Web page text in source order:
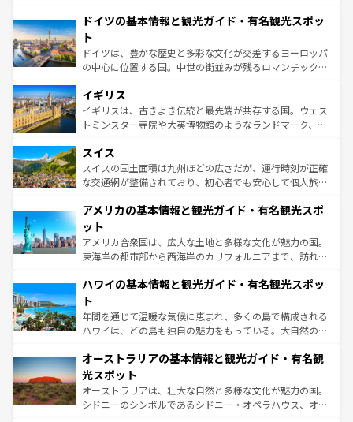
せる。地方によって風土や気候が異なるスペインはその個
ンテンツ一覧 を参照してほしい。
で、幅広い魅力が詰まっている。華麗な宮殿、歴史的な大
聖堂、美しいビーチ、そして豊かな自然が、訪れる者を心
から魅了する。また、フランスは美食の国としても知ら
れ、フランス料理はユネスコ無形文化遺産にも登録されて
香り高いラベンダー畑など、多彩な楽しみ方が可能だ。さ
らに、パリ以外の地域にも魅力が溢れており、どの街角に
も豊かな歴史と文化が息づいている。パリ以外の個性あふ
を参照してほしい。
ドイツの基本情報と観光ガイド・有名観光スポッ
ト
ドイツは、豊かな歴史と多彩な文化が交差するヨーロッパ
の中心に位置する国。中世の街並みが残るロマンチック街
顔を持つこの国は、どこを歩いても飽きることがない。ベ
ルリンの文化的活気、バイエルン州のアルプスの絶景、そ
してライン川沿いのワイン畑といった風景は必見。ビール
は、お酒好きな人にはぜひ体験してほしい。 なお、新着の
ドイツ情報はコンテンツ一覧を参照してほしい。
イギリス
イギリスは、古きよき伝統と最先端が共存する国。ウェス
トミンスター寺院や大英博物館のようなランドマーク、歴
リアごとに異なる魅力がある。また、優雅なアフタヌーン
ティー、ビール好きにはたまらない英国パブ、サッカー観
戦など、本場だからこそできる体験も豊富。イギリスを旅
ンツ一覧を参照してほしい。
スイス
スイスの国土面積は九州ほどの広さだが、運行時刻が正確
な交通網が整備されており、初心者でも安心して個人旅行
の建物がそのまま残る町や、スイスならではのユニークな
博物館もあり、アルプス観光だけでなく町歩きも満喫する
ことができる。国民の所得が高いため物価も高いが、旅行
者向けの交通パス提供のサービスもあり、うまく活用すれ
着のスイス情報はコンテンツ一覧を参照してほしい。
アメリカの基本情報と観光ガイド・有名観光スポ
ット
アメリカ合衆国は、広大な土地と多様な文化が魅力の国。
東海岸の都市部から西海岸のカリフォルニアまで、訪れる
のような巨大都市は、観光、ショッピング、エンターテイ
ンメントが詰まった刺激的なスポットだ。一方、アメリカ
西部には大自然が広がり、グランドキャニオンやイエロー
ストーン国立公園といった絶景が堪能できる。さらに、南
文化が魅力。旅行者はアメリカの各地域で異なる魅力を楽
しみながら、その多様性と豊かな歴史を感じることができ
るだろう。車でのロードトリップや列車の旅も、アメリカ
ならではの贅沢な旅のスタイルだ。 なお、新着のアメリカ
情報は コンテンツ一覧 を参照してほしい。
ハワイの基本情報と観光ガイド・有名観光スポッ
ト
年間を通じて温暖な気候に恵まれ、多くの島で構成される
ハワイは、どの島も独自の魅力をもっている。大自然の神
ワイ島は見逃せない。また、定番の観光地といえばオアフ
島だが、静かな自然を求めるならマウイ島やカウアイ島が
おすすめ。エメラルドグリーンに輝く海をはじめ、豊かな
文化や歴史が息づいている。「アロハスピリット」と呼ば
オーストラリアの基本情報と観光ガイド・有名観
光スポット
オーストラリアは、壮大な自然と多様な文化が魅力の国。
シドニーのシンボルであるシドニー・オペラハウス、オー